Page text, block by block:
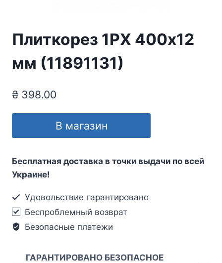
Плиткорез 1PX 400х12
мм (11891131)
₴ 398.00
В магазин
Бесплатная доставка в точки выдачи по всей
Украине!
Удовольствие гарантировано
Беспроблемный возврат
Безопасные платежи
ГАРАНТИРОВАНО БЕЗОПАСНОЕ